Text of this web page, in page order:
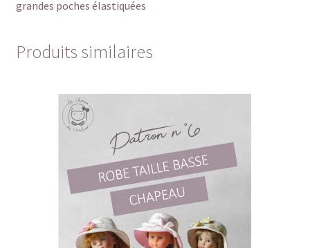
grandes poches élastiquées
Produits similaires